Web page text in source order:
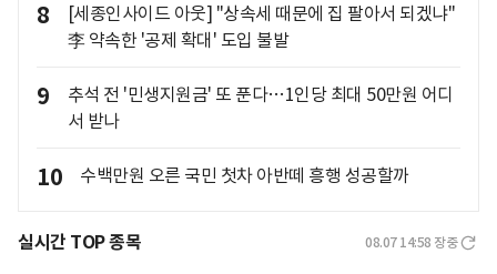
8
[세종인사이드 아웃] "상속세 때문에 집 팔아서 되겠냐"
李 약속한 '공제 확대' 도입 불발
9
추석 전 '민생지원금' 또 푼다…1인당 최대 50만원 어디
서 받나
10 수백만원 오른 국민 첫차 아반떼 흥행 성공할까
실시간 TOP 종목 08.07 14:58 장중